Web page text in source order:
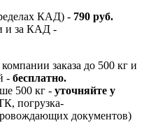
КАД) - 790 руб.
и за КАД -
заказа до 500 кг и
- бесплатно.
500 кг - уточняйте у
погрузка-
документов)